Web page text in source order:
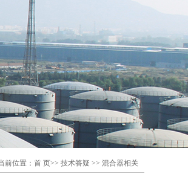
关
前位置： 首 页>> 技术答疑 >> 混合器相关